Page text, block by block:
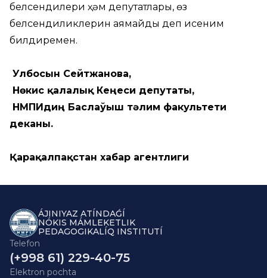
белсендилери ҳәм депутатлары, өз
белсендиликлерин аямайды деп исеним
билдиремен.
Улбосын Сейтжанова,
Нөкис қалалық Кеңеси депутаты,
НМПИдиң Баслаўыш тәлим факультети
деканы.
Қарақалпақстан хабар агентлиги
ÁJINIYAZ ATÍNDAǴÍ
NÓKIS MÁMLEKETLIK
PEDAGOGIKALÍQ INSTITUTÍ
Telefon
(+998 61) 229-40-75
Elektron pochta